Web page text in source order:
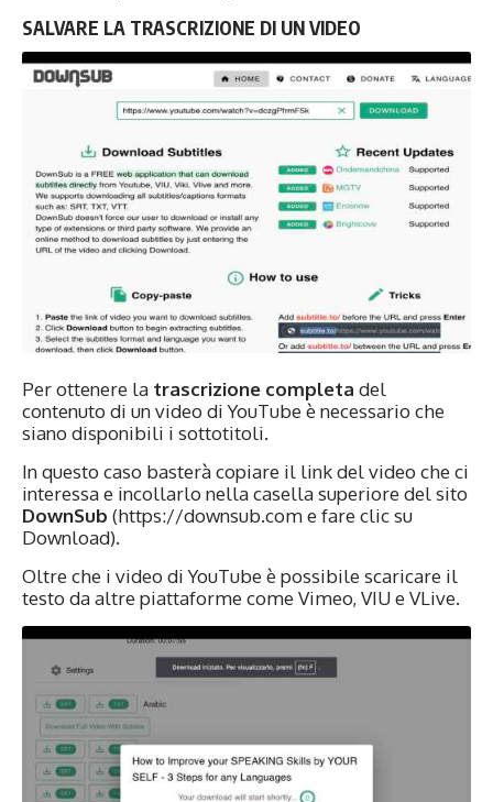
SALVARE LA TRASCRIZIONE DI UN VIDEO
Per ottenere la trascrizione completa del
contenuto di un video di YouTube è necessario che
siano disponibili i sottotitoli.
In questo caso basterà copiare il link del video che ci
interessa e incollarlo nella casella superiore del sito
DownSub (https://downsub.com e fare clic su
Download).
Oltre che i video di YouTube è possibile scaricare il
testo da altre piattaforme come Vimeo, VIU e VLive.